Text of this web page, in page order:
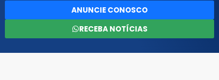
ANUNCIE CONOSCO
RECEBA NOTÍCIAS